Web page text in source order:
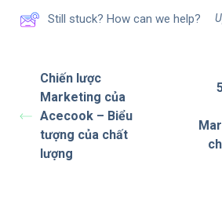
Still stuck? How can we help?
Chiến lược
Marketing của
Acecook – Biểu
tượng của chất
lượng